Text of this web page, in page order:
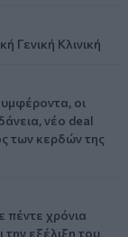
Γενική Κλινική
οι
νέο deal
των κερδών της
πέντε χρόνια
εξέλιξη του